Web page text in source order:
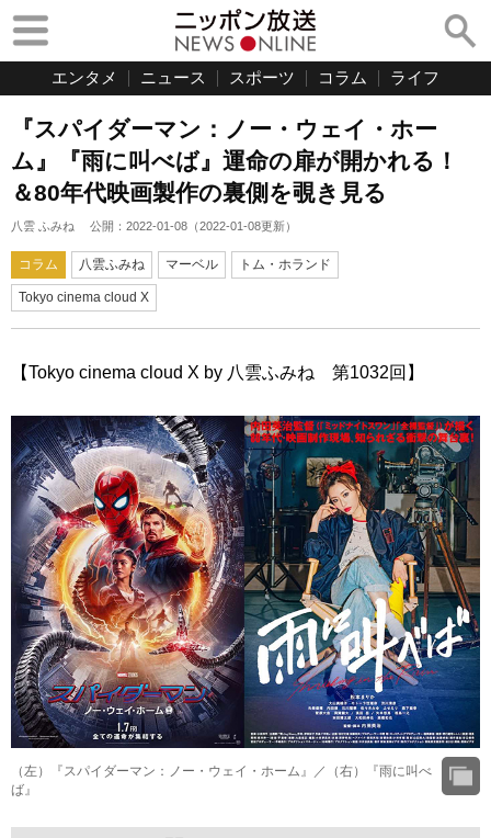
エンタメ ニュース スポーツ コラム ライフ
『スパイダーマン：ノー・ウェイ・ホー
ム』『雨に叫べば』運命の扉が開かれる！
＆80年代映画製作の裏側を覗き見る
八雲 ふみね 公開： 2022-01-08 （2022-01-08更新）
コラム 八雲ふみね マーベル トム・ホランド
Tokyo cinema cloud X
【Tokyo cinema cloud X by 八雲ふみね 第1032回】
（左）『スパイダーマン：ノー・ウェイ・ホーム』／（右）『雨に叫べ
ば』